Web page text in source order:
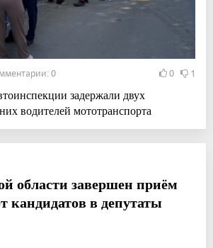
0 0 1
задержали двух
водителей мототранспорта
области завершен приём
кандидатов в депутаты